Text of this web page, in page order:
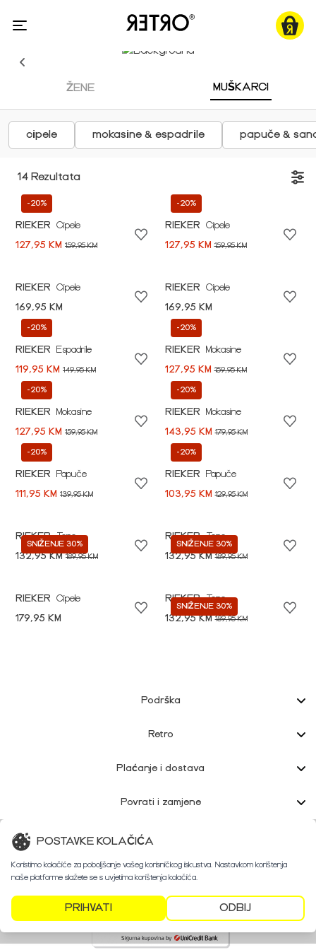
ŽENE MUŠKARCI
cipele mokasine & espadrile papuče &
14 Rezultata
-20%
RIEKER
Cipele
127,95 KM 159,95 KM
-20%
RIEKER
Cipele
127,95 KM159,95 KM
RIEKER
Cipele
169,95 KM
RIEKER
Cipele
169,95 KM
-20%
RIEKER
Espadrile
119,95 KM 149,95 KM
-20%
RIEKER
Mokasine
127,95 KM159,95 KM
-20%
RIEKER
Mokasine
127,95 KM 159,95 KM
-20%
RIEKER
Mokasine
143,95 KM179,95 KM
-20%
RIEKER
Papuče
111,95 KM 139,95 KM
-20%
RIEKER
Papuče
103,95 KM129,95 KM
SNIŽENJE 30%
RIEKER Tene
132,95 KM189,95 KM
SNIŽENJE 30%
RIEKER Tene
132,95 KM189,95 KM
RIEKER
Cipele
179,95 KM
SNIŽENJE 30%
RIEKER Tene
132,95 KM189,95 KM
Podrška
Retro
Plaćanje i dostava
Povrati i zamjene
Korisnička podrška
POSTAVKE KOLAČIĆA
Koristimo kolačiće za poboljšanje vašeg korisničkog iskustva. Nastavkom korištenja
naše platforme slažete se s uvjetima korištenja kolačića.
PRIHVATI ODBIJ